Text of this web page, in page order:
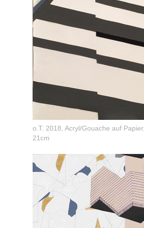
o.T. 2018, Acryl/Gouache auf
21cm